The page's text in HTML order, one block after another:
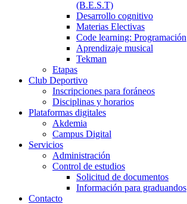
(B.E.S.T)
Desarrollo cognitivo
Materias Electivas
Code learning: Programación
Aprendizaje musical
Tekman
Etapas
Club Deportivo
Inscripciones para foráneos
Disciplinas y horarios
Plataformas digitales
Akdemia
Campus Digital
Servicios
Administración
Control de estudios
Solicitud de documentos
Información para graduandos
Contacto